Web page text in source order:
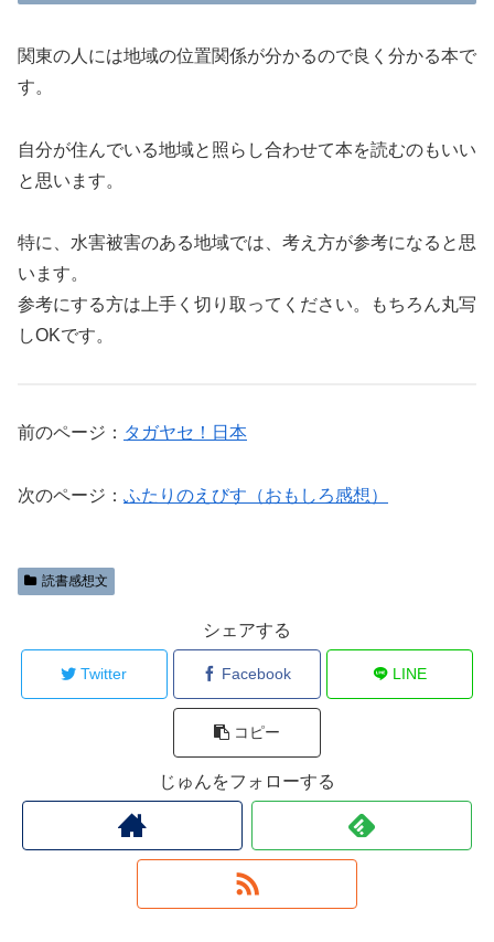
関東の人には地域の位置関係が分かるので良く分かる本で
す。
自分が住んでいる地域と照らし合わせて本を読むのもいい
と思います。
特に、水害被害のある地域では、考え方が参考になると思
います。
参考にする方は上手く切り取ってください。もちろん丸写
しOKです。
前のページ： タガヤセ！日本
次のページ： ふたりのえびす（おもしろ感想）
読書感想文
シェアする
Twitter Facebook LINE
コピー
じゅんをフォローする